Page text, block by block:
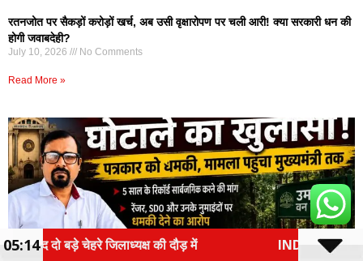
रतनजोत पर सैकड़ों करोड़ों खर्च, अब उसी वृक्षारोपण पर चली आरी! क्या सरकारी धन की
होगी जवाबदेही?
July 10, 2026 No Comments
Read More »
दौड़ में INDORE-DAHOD RAIL PROJECT: सुरंग की
05:14